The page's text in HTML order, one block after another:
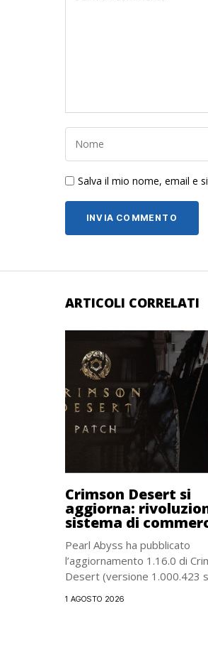
Salva il mio nome, email e
ARTICOLI CORRELATI
Crimson Desert si
aggiorna:
sistema di
Pearl Abyss ha pubblicato
l’aggiornamento 1.16.0 di
Desert (versione 1.000.423
1 AGOSTO 2026